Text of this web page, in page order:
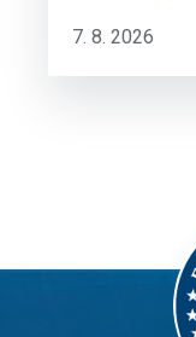
7. 8. 2026